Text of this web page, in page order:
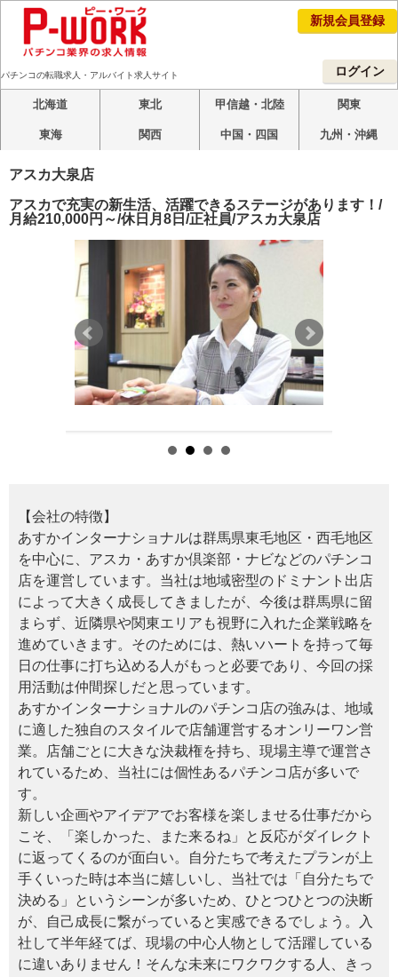
新規会員登録
ログイン
パチンコの転職求人・アルバイト求人サイト
北海道 東北 甲信越・北陸 関東
東海 関西 中国・四国 九州・沖縄
アスカ大泉店
アスカで充実の新生活、活躍できるステージがあります！/
月給210,000円～/休日月8日/正社員/アスカ大泉店
【会社の特徴】
あすかインターナショナルは群馬県東毛地区・西毛地区
を中心に、アスカ・あすか倶楽部・ナビなどのパチンコ
店を運営しています。当社は地域密型のドミナント出店
によって大きく成長してきましたが、今後は群馬県に留
まらず、近隣県や関東エリアも視野に入れた企業戦略を
進めていきます。そのためには、熱いハートを持って毎
日の仕事に打ち込める人がもっと必要であり、今回の採
用活動は仲間探しだと思っています。
あすかインターナショナルのパチンコ店の強みは、地域
に適した独自のスタイルで店舗運営するオンリーワン営
業。店舗ごとに大きな決裁権を持ち、現場主導で運営さ
れているため、当社には個性あるパチンコ店が多いで
す。
新しい企画やアイデアでお客様を楽しませる仕事だから
こそ、「楽しかった、また来るね」と反応がダイレクト
に返ってくるのが面白い。自分たちで考えたプランが上
手くいった時は本当に嬉しいし、当社では「自分たちで
決める」というシーンが多いため、ひとつひとつの決断
が、自己成長に繋がっていると実感できるでしょう。入
社して半年経てば、現場の中心人物として活躍している
に違いありません！そんな未来にワクワクする人、きっ